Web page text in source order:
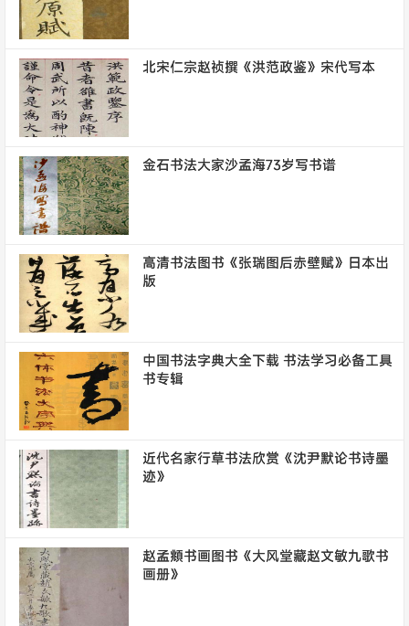
北宋仁宗赵祯撰《洪范政鉴》宋代写本
金石书法大家沙孟海73岁写书谱
高清书法图书《张瑞图后赤壁赋》日本出
版
中国书法字典大全下载 书法学习必备工具
书专辑
近代名家行草书法欣赏《沈尹默论书诗墨
迹》
赵孟頫书画图书《大风堂藏赵文敏九歌书
画册》